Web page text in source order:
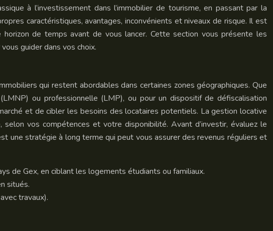
à l’investissement dans l’immobilier de tourisme, en passant par la
caractéristiques, avantages, inconvénients et niveaux de risque. Il est
de temps avant de vous lancer. Cette section vous présente les
guider dans vos choix.
qui restent abordables dans certaines zones géographiques. Que
ou professionnelle (LMP), ou pour un dispositif de défiscalisation
et de cibler les besoins des locataires potentiels. La gestion locative
vos compétences et votre disponibilité. Avant d’investir, évaluez le
une stratégie à long terme qui peut vous assurer des revenus réguliers et
de Gex, en ciblant les logements étudiants ou familiaux.
situés.
travaux).